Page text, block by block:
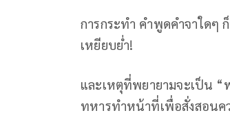
การกระทำ คำพูดคำจาใดๆ
เหยียบย่ำ!
และเหตุที่พยายามจะเป็น “
ทหารทำหน้าที่เพื่อสั่งสอนค